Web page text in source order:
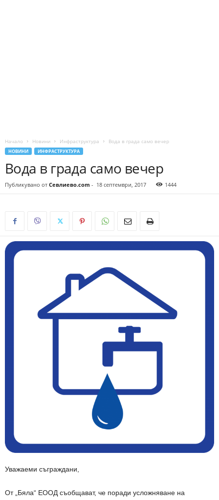
Начало Новини Инфраструктура Вода в града само вечер
НОВИНИ ИНФРАСТРУКТУРА
Вода в града само вечер
Публикувано от Севлиево.com - 18 септември, 2017 1444
Уважаеми съграждани,
От „Бяла“ ЕООД съобщават, че поради усложняване на